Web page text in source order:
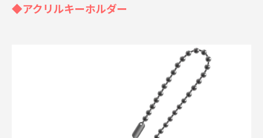
◆アクリルキーホルダー